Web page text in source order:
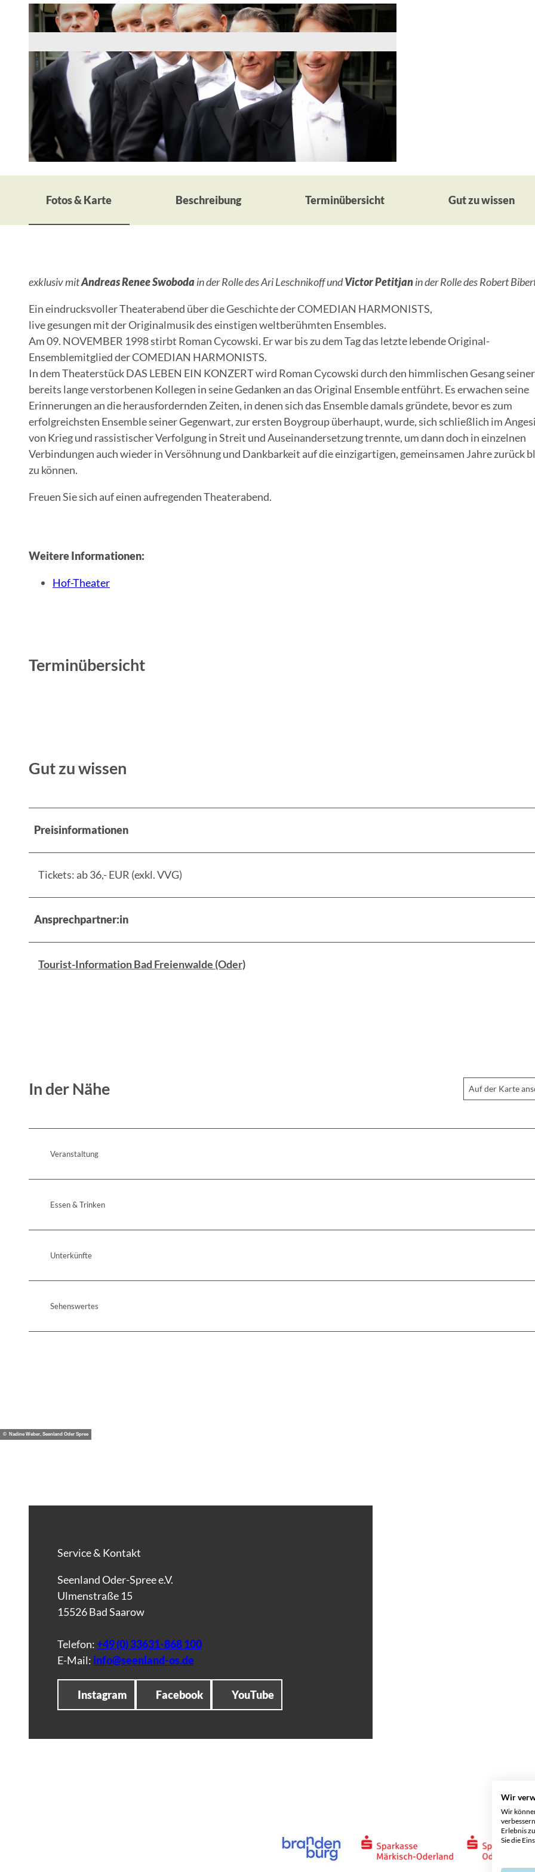
Fotos & Karte Beschreibung Terminübersicht Gut zu wissen
exklusiv mitAndreas Renee Swoboda in der Rolle des Ari Leschnikoff undVictor Petitjanin der Rolle des Robert
Ein eindrucksvoller Theaterabend über die Geschichte der COMEDIAN HARMONISTS,
live gesungen mit der Originalmusik des einstigen weltberühmten Ensembles.
Am 09. NOVEMBER 1998 stirbt Roman Cycowski. Er war bis zu dem Tag das letzte lebende Original-
Ensemblemitglied der COMEDIAN HARMONISTS.
In dem Theaterstück DAS LEBEN EIN KONZERT wird Roman Cycowski durch den himmlischen Gesang
bereits lange verstorbenen Kollegen in seine Gedanken an das Original Ensemble entführt. Es erwachen seine
Erinnerungen an die herausfordernden Zeiten, in denen sich das Ensemble damals gründete, bevor es zum
erfolgreichsten Ensemble seiner Gegenwart, zur ersten Boygroup überhaupt, wurde, sich schließlich im
von Krieg und rassistischer Verfolgung in Streit und Auseinandersetzung trennte, um dann doch in einzelnen
Verbindungen auch wieder in Versöhnung und Dankbarkeit auf die einzigartigen, gemeinsamen Jahre zurück
zu können.
Freuen Sie sich auf einen aufregenden Theaterabend.
Weitere Informationen:
Hof-Theater
Terminübersicht
Gut zu wissen
Preisinformationen
Tickets: ab 36,- EUR (exkl. VVG)
Ansprechpartner:in
Tourist-Information Bad Freienwalde (Oder)
In der Nähe Auf der Karte
Veranstaltung
Essen & Trinken
Unterkünfte
Sehenswertes
© Nadine Weber, Seenland Oder Spree
Service & Kontakt
Seenland Oder-Spree e.V.
Ulmenstraße 15
15526 Bad Saarow
Telefon:+49 (0) 33631-868 100
E-Mail: info@seenland-os.de
Instagram Facebook YouTube
Wir
Wir
Erlebnis
Sie die